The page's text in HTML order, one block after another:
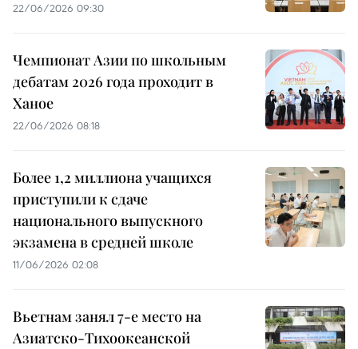
22/06/2026 09:30
Чемпионат Азии по школьным
дебатам 2026 года проходит в
Ханое
22/06/2026 08:18
Более 1,2 миллиона учащихся
приступили к сдаче
национального выпускного
экзамена в средней школе
11/06/2026 02:08
Вьетнам занял 7-е место на
Азиатско-Тихоокеанской